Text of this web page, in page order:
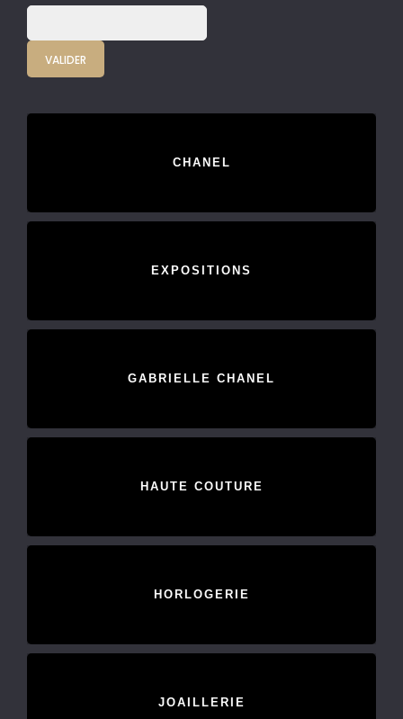
CHANEL
EXPOSITIONS
GABRIELLE CHANEL
HAUTE COUTURE
HORLOGERIE
JOAILLERIE